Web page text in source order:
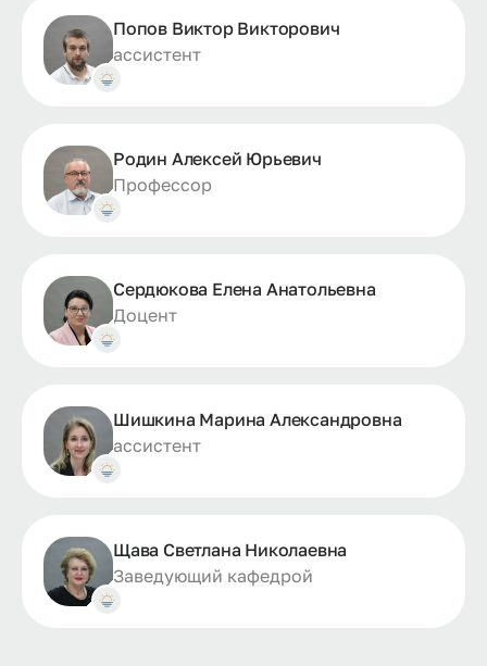
Попов Виктор Викторович
ассистент
Родин Алексей Юрьевич
Профессор
Сердюкова Елена Анатольевна
Доцент
Шишкина Марина Александровна
ассистент
Щава Светлана Николаевна
Заведующий кафедрой